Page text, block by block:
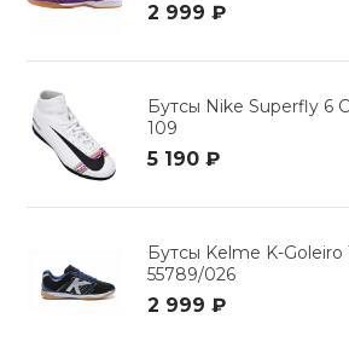
2 999 ₽
Бутсы Nike Superfly 6
109
5 190 ₽
Бутсы Kelme K-Goleiro
55789/026
2 999 ₽